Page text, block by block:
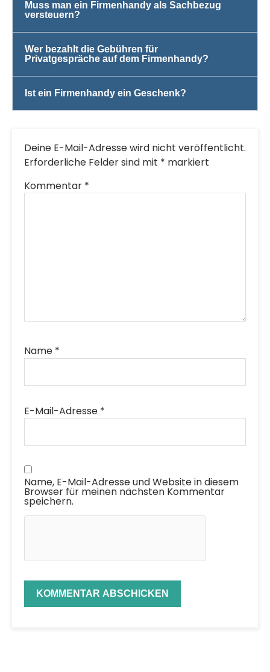
Muss man ein Firmenhandy als Sachbezug
versteuern?
Wer bezahlt die Gebühren für
Privatgespräche auf dem Firmenhandy?
Ist ein Firmenhandy ein Geschenk?
Deine E-Mail-Adresse wird nicht veröffentlicht.
Erforderliche Felder sind mit * markiert
Kommentar *
Name *
E-Mail-Adresse *
Name, E-Mail-Adresse und Website in diesem
Browser für meinen nächsten Kommentar
speichern.